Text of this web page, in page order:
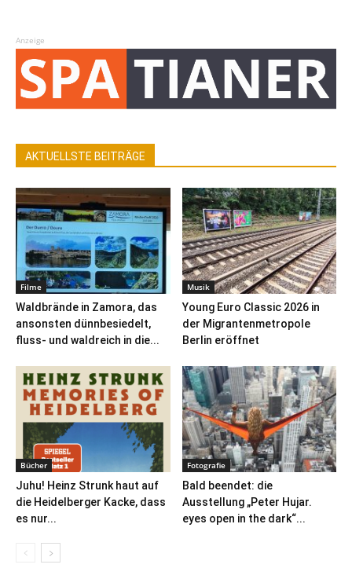
Anzeige
AKTUELLSTE BEITRÄGE
Filme
Waldbrände in Zamora, das
ansonsten dünnbesiedelt,
fluss- und waldreich in die...
Musik
Young Euro Classic 2026 in
der Migrantenmetropole
Berlin eröffnet
Bücher
Juhu! Heinz Strunk haut auf
die Heidelberger Kacke, dass
es nur...
Fotografie
Bald beendet: die
Ausstellung „Peter Hujar.
eyes open in the dark“...